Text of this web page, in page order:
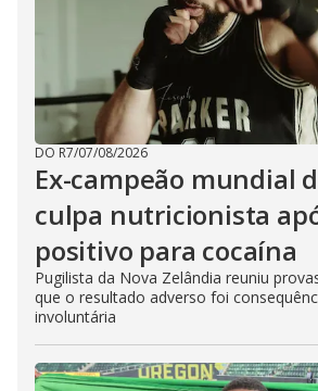
DO R7/07/08/2026
Ex-campeão mundial
culpa nutricionista
positivo para cocaína
Pugilista da Nova Zelândia reuniu
que o resultado adverso foi
involuntária